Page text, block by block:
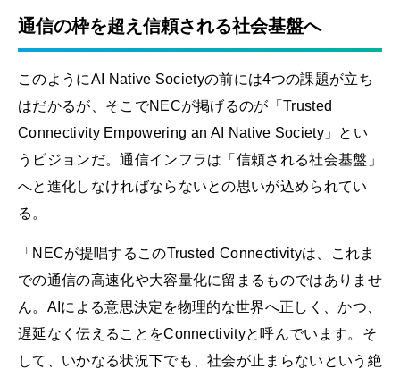
通信の枠を超え信頼される社会基盤へ
このようにAI Native Societyの前には4つの課題が立ち
はだかるが、そこでNECが掲げるのが「Trusted
Connectivity Empowering an AI Native Society」とい
うビジョンだ。通信インフラは「信頼される社会基盤」
へと進化しなければならないとの思いが込められてい
る。
「NECが提唱するこのTrusted Connectivityは、これま
での通信の高速化や大容量化に留まるものではありませ
ん。AIによる意思決定を物理的な世界へ正しく、かつ、
遅延なく伝えることをConnectivityと呼んでいます。そ
して、いかなる状況下でも、社会が止まらないという絶